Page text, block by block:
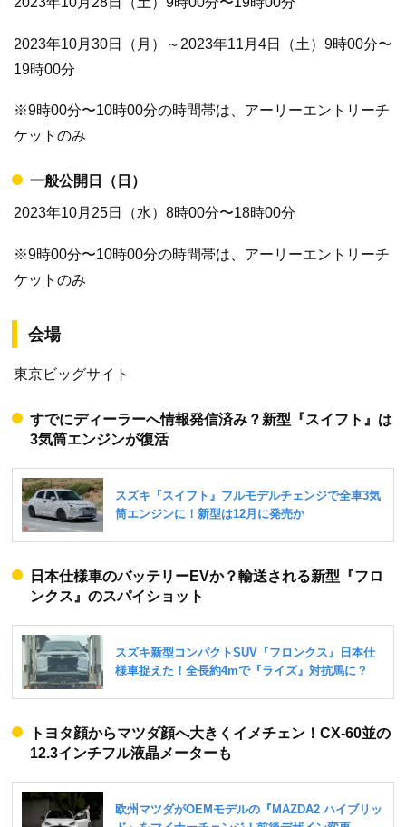
2023年10月30日（月）～2023年11月4日（土）9時00分〜
19時00分
※9時00分〜10時00分の時間帯は、アーリーエントリーチ
ケットのみ
一般公開日（日）
2023年10月25日（水）8時00分〜18時00分
※9時00分〜10時00分の時間帯は、アーリーエントリーチ
ケットのみ
会場
東京ビッグサイト
すでにディーラーへ情報発信済み？新型『スイフト』は
3気筒エンジンが復活
日本仕様車のバッテリーEVか？輸送される新型『フロ
ンクス』のスパイショット
トヨタ顔からマツダ顔へ大きくイメチェン！CX-60並の
12.3インチフル液晶メーターも